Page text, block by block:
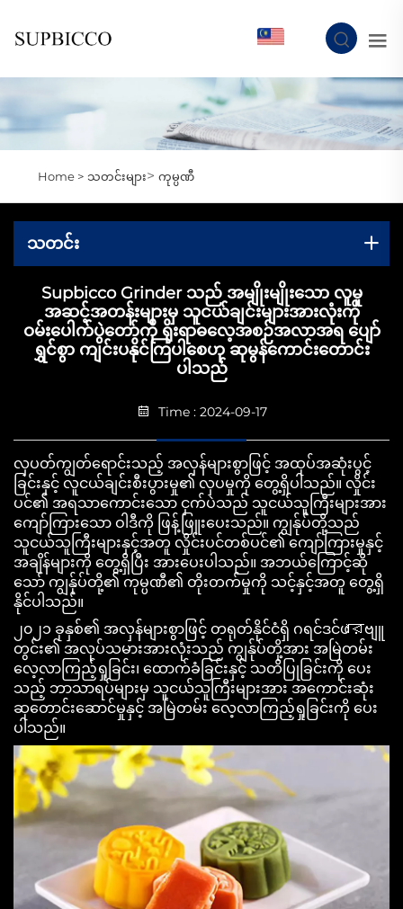
Home > သတင်းများ> ကုမ္ပဏီ
သတင်း
Supbicco Grinder သည် အမျိုးမျိုးသော လူမှု
အဆင့်အတန်းများမှ သူငယ်ချင်းများအားလုံးကို
ဝမ်းပေါက်ပွဲတော်ကို ရိုးရာဓလေ့အစဉ်အလာအရ ပျော်
ရွှင်စွာ ကျင်းပနိုင်ကြပါစေဟု ဆုမွန်ကောင်းတောင်း
ပါသည်
Time : 2024-09-17
လှပတ်ကျွတ်ရောင်းသည့် အလှန်များစွာဖြင့် အထုပ်အဆုံးပွင့်
ခြင်းနှင့် လူငယ်ချင်းစီးပွားမှု၏ လှပမှုကို တွေ့ရှိပါသည်။ လှိုင်း
ပင်၏ အရသာကောင်းသော ငှက်ပဲသည် သူငယ်သူကြီးများအား
ကျော်ကြားသော ဝါဒီကို ဖြန့်ဖြူးပေးသည်။ ကျွန်ုပ်တို့သည်
သူငယ်သူကြီးများနှင့်အတူ လှိုင်းပင်တစ်ပင်၏ ကျော်ကြားမှုနှင့်
အချိန်များကို တွေ့ရှိပြီး အားပေးပါသည်။ အဘယ်ကြောင့်ဆို
သော် ကျွန်ုပ်တို့၏ ကုမ္ပဏီ၏ တိုးတက်မှုကို သင့်နှင့်အတူ တွေ့ရှိ
နိုင်ပါသည်။
၂၀၂၁ ခုနှစ်၏ အလှန်များစွာဖြင့် တရုတ်နိုင်ငံရှိ ဂရင်ဒင်ဖারဗျူ
တွင်း၏ အလုပ်သမားအားလုံးသည် ကျွန်ုပ်တို့အား အမြဲတမ်း
လေ့လာကြည့်ရှုခြင်း၊ ထောက်ခံခြင်းနှင့် သတိပြုခြင်းကို ပေး
သည့် ဘာသာရပ်များမှ သူငယ်သူကြီးများအား အကောင်းဆုံး
ဆုတောင်းဆောင်မှုနှင့် အမြဲတမ်း လေ့လာကြည့်ရှုခြင်းကို ပေး
ပါသည်။